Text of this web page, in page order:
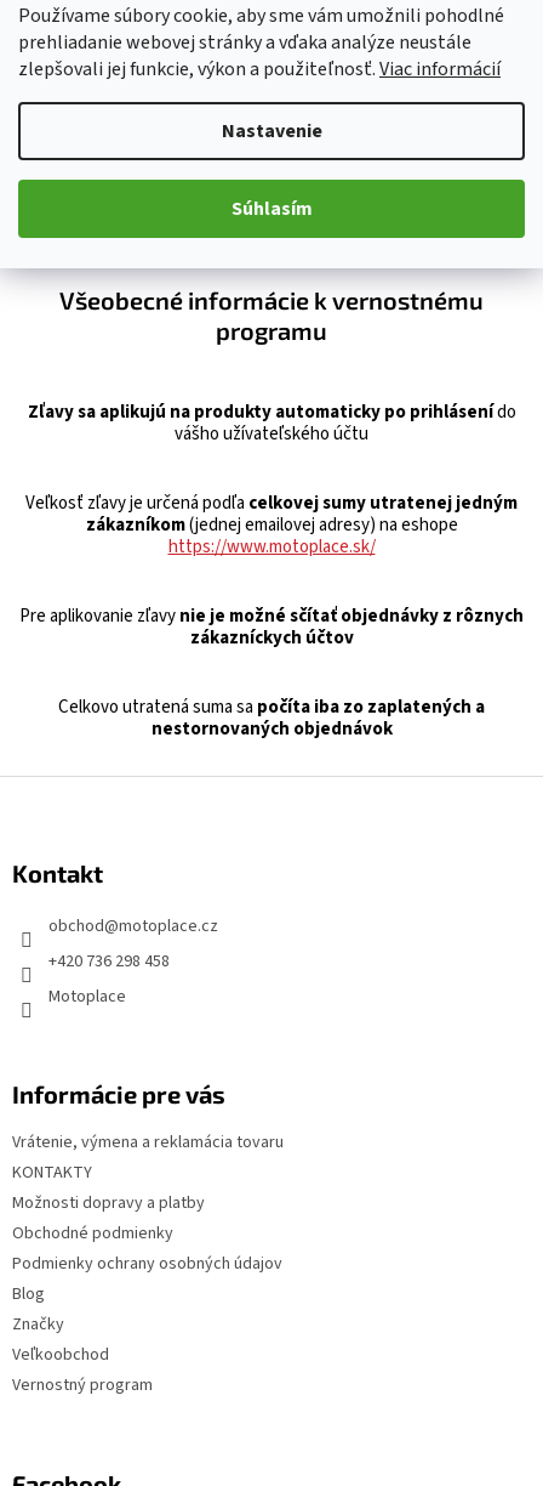
Používame súbory cookie, aby sme vám umožnili pohodlné
prehliadanie webovej stránky a vďaka analýze neustále
zlepšovali jej funkcie, výkon a použiteľnosť.Viac informácií
Nastavenie
Súhlasím
200 - 399,99 €
4 %
400 - 999,99 €
5 %
1 000 - 1 999,99 €
6 %
2 000 - 2 799,99 €
2 800 - 3 599,99 €
8 %
Všeobecné informácie k vernostnému
programu
Zľavy sa aplikujú na produkty automaticky po prihlásenído
vášho užívateľského účtu
Veľkosť zľavy je určená podľa celkovej sumy utratenej jedným
zákazníkom(jednej emailovej adresy) na eshope
https://www.motoplace.sk/
Pre aplikovanie zľavynie je možné sčítať objednávky z rôznych
zákazníckych účtov
Celkovo utratená suma sa počíta iba zo zaplatených a
nestornovaných objednávok
äKontakt
obchod@motoplace.cz
+420 736 298 458
Motoplace
Informácie pre vás
Vrátenie, výmena a reklamácia tovaru
KONTAKTY
Možnosti dopravy a platby
Obchodné podmienky
Podmienky ochrany osobných údajov
Blog
Značky
Veľkoobchod
Vernostný program